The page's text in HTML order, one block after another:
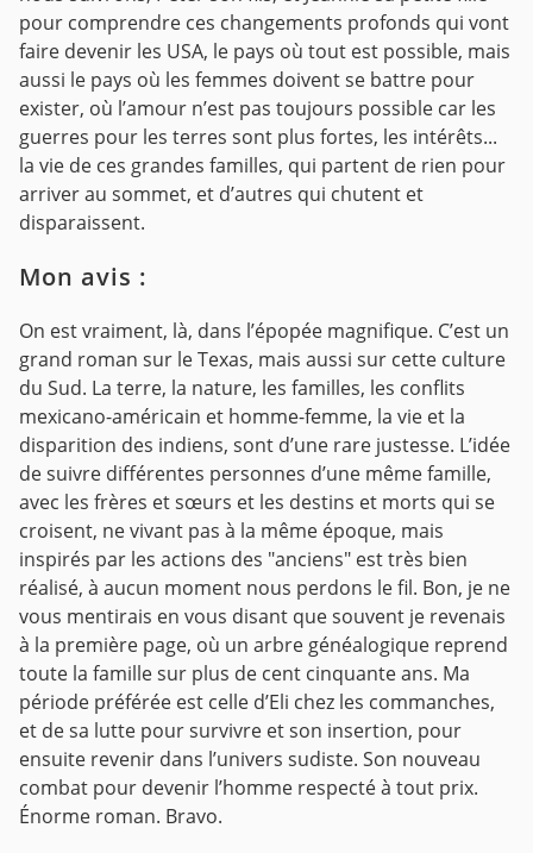
pour comprendre ces changements profonds qui vont
faire devenir les USA, le pays où tout est possible, mais
aussi le pays où les femmes doivent se battre pour
exister, où l’amour n’est pas toujours possible car les
guerres pour les terres sont plus fortes, les intérêts...
la vie de ces grandes familles, qui partent de rien pour
arriver au sommet, et d’autres qui chutent et
disparaissent.
Mon avis :
On est vraiment, là, dans l’épopée magnifique. C’est un
grand roman sur le Texas, mais aussi sur cette culture
du Sud. La terre, la nature, les familles, les conflits
mexicano-américain et homme-femme, la vie et la
disparition des indiens, sont d’une rare justesse. L’idée
de suivre différentes personnes d’une même famille,
avec les frères et sœurs et les destins et morts qui se
croisent, ne vivant pas à la même époque, mais
inspirés par les actions des "anciens" est très bien
réalisé, à aucun moment nous perdons le fil. Bon, je ne
vous mentirais en vous disant que souvent je revenais
à la première page, où un arbre généalogique reprend
toute la famille sur plus de cent cinquante ans. Ma
période préférée est celle d’Eli chez les commanches,
et de sa lutte pour survivre et son insertion, pour
ensuite revenir dans l’univers sudiste. Son nouveau
combat pour devenir l’homme respecté à tout prix.
Énorme roman. Bravo.